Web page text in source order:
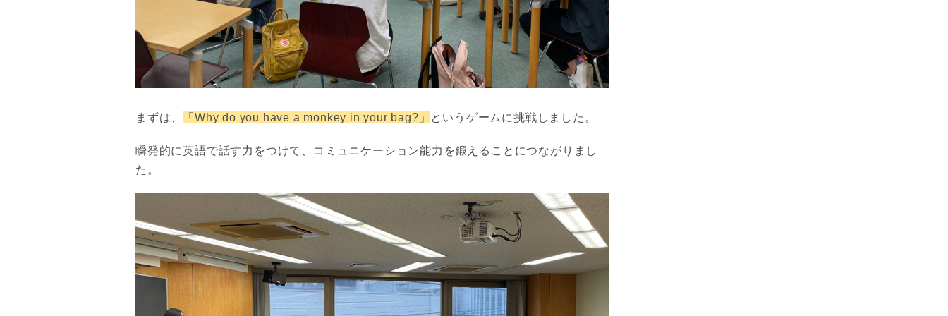
まずは、 「Why do you have a monkey in your bag?」 というゲームに挑戦しました。
瞬発的に英語で話す力をつけて、コミュニケーション能力を鍛えることにつながりまし
た。